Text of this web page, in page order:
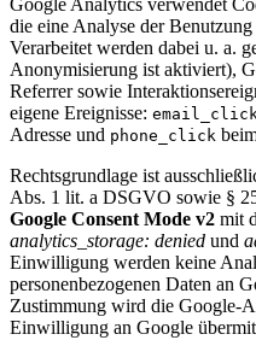
Google Analytics verwendet
die eine Analyse der
Verarbeitet werden dabei u. a.
Anonymisierung ist aktiviert),
Referrer sowie
eigene Ereignisse:
Adresse und phone_click
Rechtsgrundlage ist
Abs. 1 lit. a DSGVO sowie §
Google Consent Mode v2 mit
analytics_storage: denied und
Einwilligung werden keine
personenbezogenen Daten an
Zustimmung wird die Google-
Einwilligung an Google